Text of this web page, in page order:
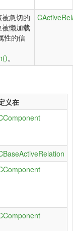
急切的
懒加载
性的信
。
义在